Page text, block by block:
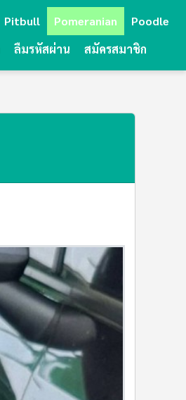
Pitbull Pomeranian
Poodle
ลืมรหัสผ่าน สมัครสมาชิก